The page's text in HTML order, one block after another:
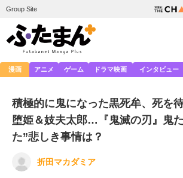
Group Site
漫画 アニメ ゲーム ドラマ映画 インタビュー
積極的に鬼になった黒死牟、死を
堕姫＆妓夫太郎…『鬼滅の刃』鬼
た”悲しき事情は？
折田マカダミア